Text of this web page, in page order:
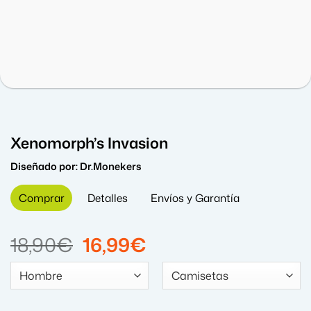
Xenomorph’s Invasion
Diseñado por:Dr.Monekers
Comprar Detalles Envíos y Garantía
18,90€ El
precio
original
16,99€
precio
actual